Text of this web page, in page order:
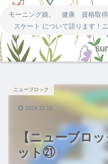
モーニング娘。 健康 資格取
スケート について語ります！
【ニューブロ
ット㉑
ニューブロック
2024.12.10